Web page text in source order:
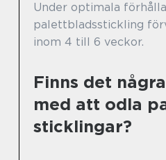
Under optimala
palettbladsstickling
inom 4 till 6 veckor.
Finns det
med att odla
sticklingar?